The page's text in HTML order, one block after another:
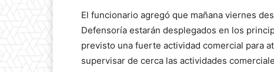
El funcionario agregó que mañana viernes
Defensoría estarán desplegados en los
previsto una fuerte actividad comercial para
supervisar de cerca las actividades